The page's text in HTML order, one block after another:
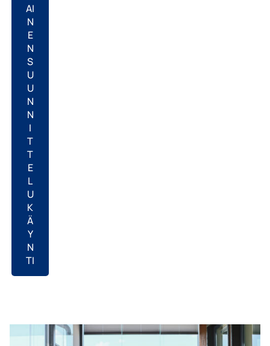
AI
N
E
N
S
U
U
N
N
I
T
T
E
L
U
K
Ä
Y
N
TI